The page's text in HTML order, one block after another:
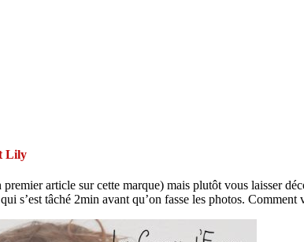
Lily
article sur cette marque) mais plutôt vous laisser
s’est tâché 2min avant qu’on fasse les photos. Comment